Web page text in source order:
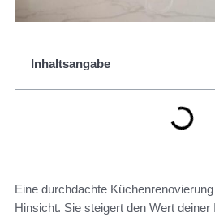
Inhaltsangabe
Eine durchdachte
Hinsicht. Sie steigert den Wert